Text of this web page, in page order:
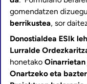
gomendatzen dizuegu
berrikustea, sor
Donostialdea ESIk
Lurralde
honetako Oinarrietan
Onartzeko eta